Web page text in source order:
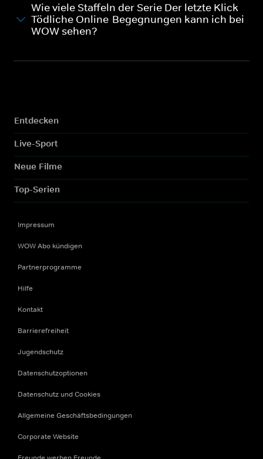
Wie viele Staffeln der Serie Der letzte Klick -
Tödliche Online-Begegnungen kann ich bei
WOW sehen?
Entdecken
Live-Sport
Neue Filme
Top-Serien
Impressum
WOW Abo kündigen
Partnerprogramme
Hilfe
Kontakt
Barrierefreiheit
Jugendschutz
Datenschutzoptionen
Datenschutz und Cookies
Allgemeine Geschäftsbedingungen
Corporate Website